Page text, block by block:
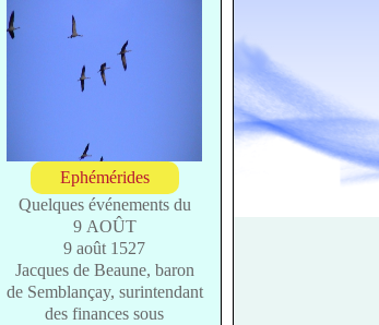
Ephémérides
Quelques événements du
9 AOÛT
9 août 1527
Jacques de Beaune, baron
de Semblançay, surintendant
des finances sous